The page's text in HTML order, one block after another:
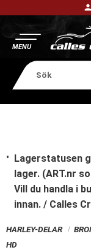
person
Lagerstatusen
lager. (ART.nr
Vill du handla i
innan. / Calles
HARLEY-DELAR
HD